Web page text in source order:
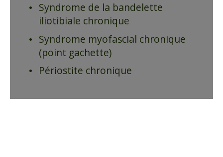
Syndrome de la bandelette
iliotibiale chronique
Syndrome myofascial chronique
(point gachette)
Périostite chronique